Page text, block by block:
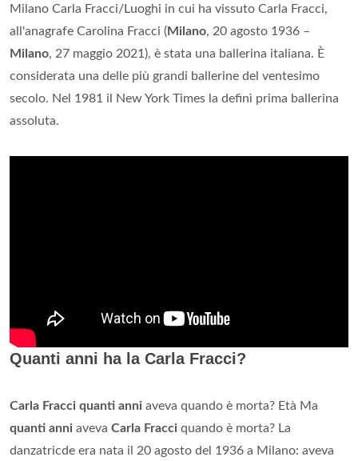
Milano Carla Fracci/Luoghi in cui ha vissuto Carla Fracci,
all'anagrafe Carolina Fracci (Milano, 20 agosto 1936 –
Milano, 27 maggio 2021), è stata una ballerina italiana. È
considerata una delle più grandi ballerine del ventesimo
secolo. Nel 1981 il New York Times la definì prima ballerina
assoluta.
Quanti anni ha la Carla Fracci?
Carla Fracci quanti anni aveva quando è morta? Età Ma
quanti anni aveva Carla Fracci quando è morta? La
danzatricde era nata il 20 agosto del 1936 a Milano: aveva